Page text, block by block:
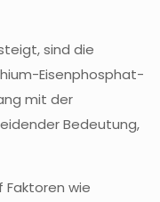
sind die
Eisenphosphat-
mit der
Bedeutung,
Faktoren wie